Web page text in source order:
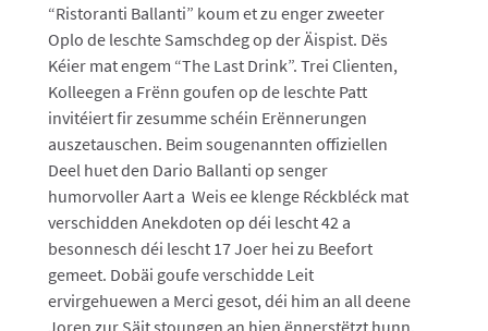
“Ristoranti Ballanti” koum et zu enger zweeter
Oplo de leschte Samschdeg op der Äispist. Dës
Kéier mat engem “The Last Drink”. Trei Clienten,
Kolleegen a Frënn goufen op de leschte Patt
invitéiert fir zesumme schéin Erënnerungen
auszetauschen. Beim sougenannten offiziellen
Deel huet den Dario Ballanti op senger
humorvoller Aart a Weis ee klenge Réckbléck mat
verschidden Anekdoten op déi lescht 42 a
besonnesch déi lescht 17 Joer hei zu Beefort
gemeet. Dobäi goufe verschidde Leit
ervirgehuewen a Merci gesot, déi him an all deene
Joren zur Säit stoungen an hien ënnerstëtzt hunn.